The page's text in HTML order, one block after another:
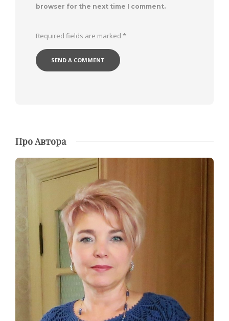
browser for the next time I comment.
Required fields are marked *
Про Автора